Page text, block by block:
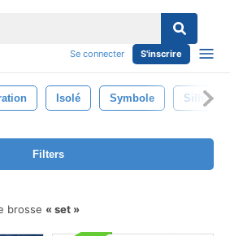
Se connecter S'inscrire
Isolé Symbole
Filters
brosse
set